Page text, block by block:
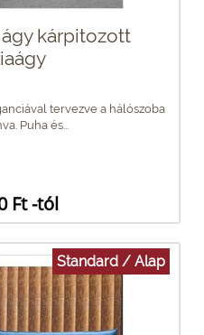
kárpitozott
tervezve a hálószoba
Puha és...
Ft -tól
Standard / Alap